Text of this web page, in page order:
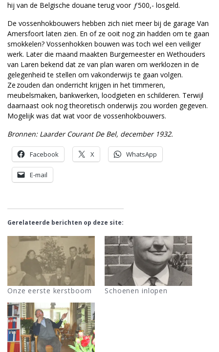
hij van de Belgische douane terug voor ƒ500,- losgeld.
De vossenhokbouwers hebben zich niet meer bij de garage Van
Amersfoort laten zien. En of ze ooit nog zin hadden om te gaan
smokkelen? Vossenhokken bouwen was toch wel een veiliger
werk. Later die maand maakten Burgemeester en Wethouders
van Laren bekend dat ze van plan waren om werklozen in de
gelegenheid te stellen om vakonderwijs te gaan volgen.
Ze zouden dan onderricht krijgen in het timmeren,
meubelsmaken, bankwerken, loodgieten en schilderen. Terwijl
daarnaast ook nog theoretisch onderwijs zou worden gegeven.
Mogelijk was dat wat voor de vossenhokbouwers.
Bronnen: Laarder Courant De Bel, december 1932.
Facebook X WhatsApp
E-mail
Gerelateerde berichten op deze site:
Onze eerste kerstboom Schoenen inlopen